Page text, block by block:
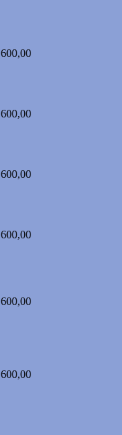
600,00
600,00
600,00
600,00
600,00
600,00